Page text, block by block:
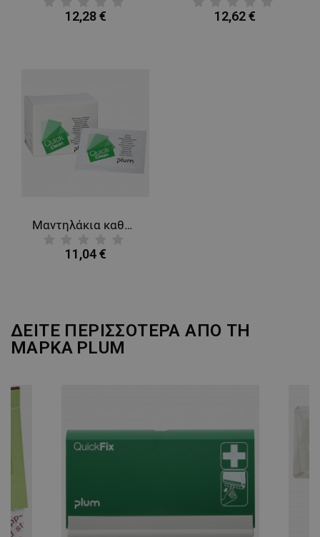
12,28 € 12,62 €
Μαντηλάκια καθαρισμού πληγών PLUM QUICKCLEAN BOX
11,04 €
ΔΕΙΤΕ ΠΕΡΙΣΣΟΤΕΡΑ ΑΠΟ ΤΗ
ΜΑΡΚΑ PLUM